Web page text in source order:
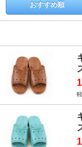
おすすめ順